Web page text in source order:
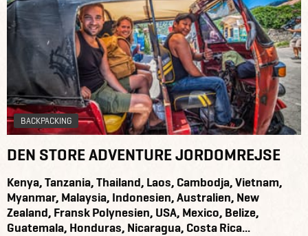
BACKPACKING
DEN STORE ADVENTURE JORDOMREJSE
Kenya, Tanzania, Thailand, Laos, Cambodja, Vietnam,
Myanmar, Malaysia, Indonesien, Australien, New
Zealand, Fransk Polynesien, USA, Mexico, Belize,
Guatemala, Honduras, Nicaragua, Costa Rica...